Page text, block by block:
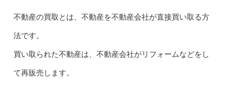
不動産の買取とは、不動産を不動産会社が直接買い取る方
法です。
買い取られた不動産は、不動産会社がリフォームなどをし
て再販売します。